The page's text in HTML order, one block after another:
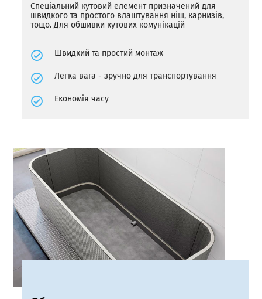
Спеціальний кутовий елемент призначений для
швидкого та простого влаштування ніш, карнизів,
тощо. Для обшивки кутових комунікацій
Швидкий та простий монтаж
Легка вага - зручно для транспортування
Економія часу